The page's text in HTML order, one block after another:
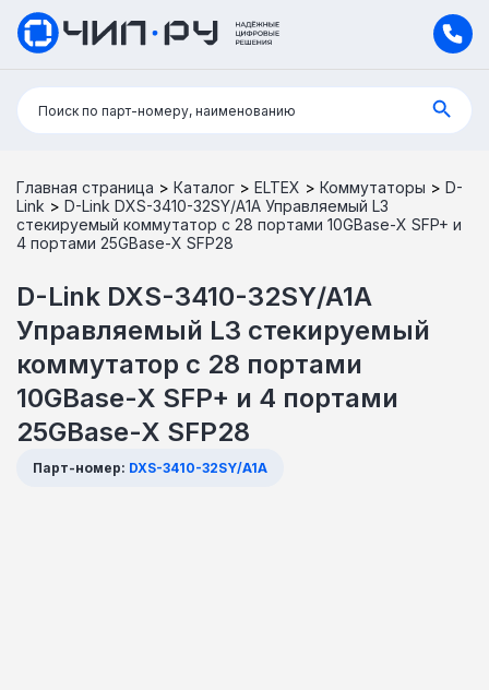
Поиск:
Поиск по парт-номеру, наименованию
Главная страница > Каталог > ELTEX > Коммутаторы > D-
Link > D-Link DXS-3410-32SY/A1A Управляемый L3
стекируемый коммутатор с 28 портами 10GBase-X SFP+ и
4 портами 25GBase-X SFP28
D-Link DXS-3410-32SY/A1A
Управляемый L3 стекируемый
коммутатор с 28 портами
10GBase-X SFP+ и 4 портами
25GBase-X SFP28
Парт-номер: DXS-3410-32SY/A1A